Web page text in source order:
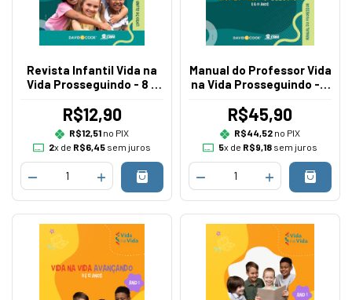
Revista Infantil Vida na
Vida Prosseguindo - 8 a
R$12,90
R$12,51 no PIX
2x de R$6,45sem juros
Manual do Professor Vida
na Vida Prosseguindo - 8
R$45,90
R$44,52 no PIX
5x de R$9,18sem juros